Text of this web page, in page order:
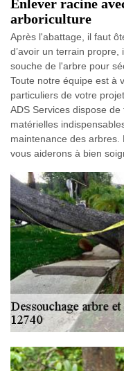
Enlever racine
arboriculture
Après l'abattage, il faut
d’avoir un terrain
souche de l'arbre pour
Toute notre équipe est à
particuliers de votre
ADS Services dispose
matérielles
maintenance des
vous aiderons à bien